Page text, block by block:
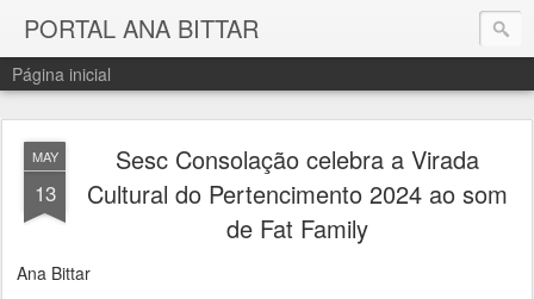
PORTAL ANA BITTAR
Página inicial
MAY
13
Sesc Consolação celebra a Virada
Cultural do Pertencimento 2024 ao som
de Fat Family
Ana Bittar